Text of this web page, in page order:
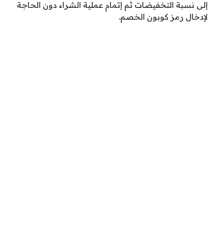
إلى نسبة التخفيضات ثم إتمام عملية الشراء دون الحاجة
لإدخال رمز كوبون الخصم.